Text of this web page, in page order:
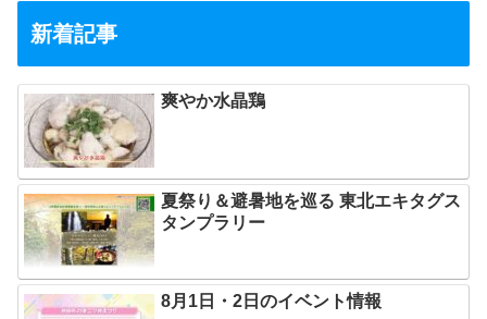
新着記事
爽やか水晶鶏
夏祭り＆避暑地を巡る 東北エキタグス
タンプラリー
8月1日・2日のイベント情報